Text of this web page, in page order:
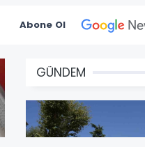
Abone Ol
GÜNDEM